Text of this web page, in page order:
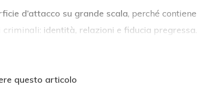
d’attacco su grande scala, perché contiene
criminali: identità, relazioni e fiducia pregressa.
questo articolo